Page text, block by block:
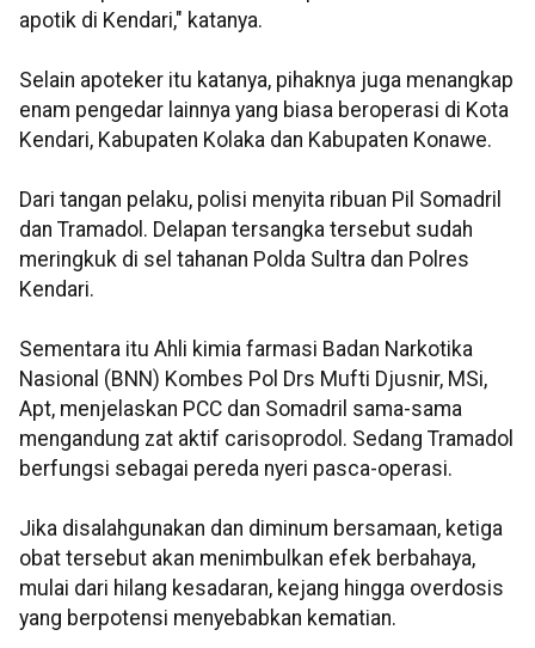
apotik di Kendari," katanya.
Selain apoteker itu katanya, pihaknya juga menangkap
enam pengedar lainnya yang biasa beroperasi di Kota
Kendari, Kabupaten Kolaka dan Kabupaten Konawe.
Dari tangan pelaku, polisi menyita ribuan Pil Somadril
dan Tramadol. Delapan tersangka tersebut sudah
meringkuk di sel tahanan Polda Sultra dan Polres
Kendari.
Sementara itu Ahli kimia farmasi Badan Narkotika
Nasional (BNN) Kombes Pol Drs Mufti Djusnir, MSi,
Apt, menjelaskan PCC dan Somadril sama-sama
mengandung zat aktif carisoprodol. Sedang Tramadol
berfungsi sebagai pereda nyeri pasca-operasi.
Jika disalahgunakan dan diminum bersamaan, ketiga
obat tersebut akan menimbulkan efek berbahaya,
mulai dari hilang kesadaran, kejang hingga overdosis
yang berpotensi menyebabkan kematian.